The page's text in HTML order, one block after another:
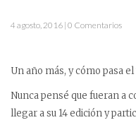
4 agosto, 2016 | 0 Comentarios
Un año más, y cómo pasa
Nunca pensé que fueran a
llegar a su 14 edición y